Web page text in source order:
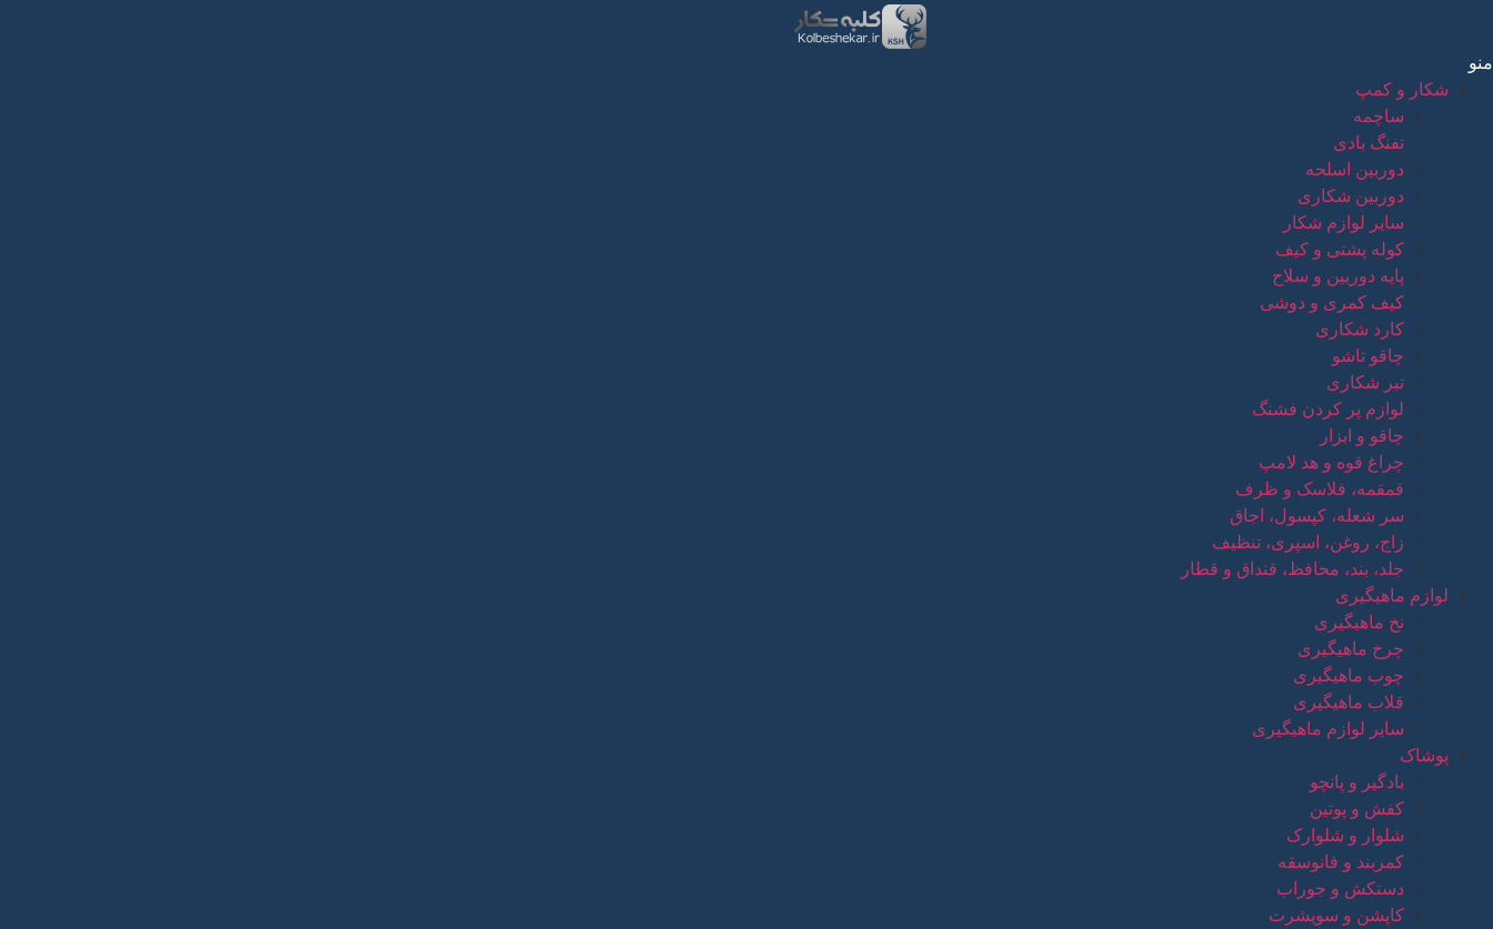
منو
شکار و کمپ
ساچمه
تفنگ بادی
دوربین اسلحه
دوربین شکاری
سایر لوازم شکار
کوله پشتی و کیف
پایه دوربین و سلاح
کیف کمری و دوشی
کارد شکاری
چاقو تاشو
تبر شکاری
لوازم پر کردن فشنگ
چاقو و ابزار
چراغ قوه و هد لامپ
قمقمه، فلاسک و ظرف
سر شعله، کپسول، اجاق
زاج، روغن، اسپری، تنظیف
جلد، بند، محافظ، قنداق و قطار
لوازم ماهیگیری
نخ ماهیگیری
چرخ ماهیگیری
چوب ماهیگیری
قلاب ماهیگیری
سایر لوازم ماهیگیری
پوشاک
بادگیر و پانچو
کفش و پوتین
شلوار و شلوارک
کمربند و فانوسقه
دستکش و جوراب
کاپشن و سویشرت